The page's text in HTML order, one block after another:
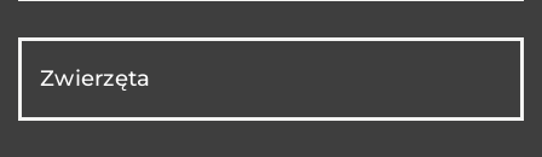
Zwierzęta